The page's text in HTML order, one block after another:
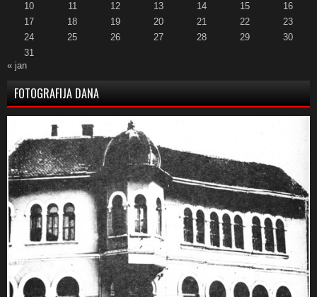
10
11 12 13 14 15
16
17
18 19 20 21 22
23
24
25 26 27 28 29
30
31
« jan
FOTOGRAFIJA DANA